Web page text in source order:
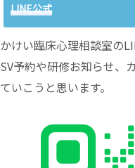
LINE公式
かけい臨床心理相談室の
SV予約や研修お知らせ、
ていこうと思います。